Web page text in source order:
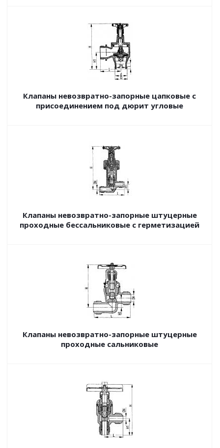
Клапаны невозвратно-запорные цапковые с
присоединением под дюрит угловые
Клапаны невозвратно-запорные штуцерные
проходные бессальниковые с герметизацией
Клапаны невозвратно-запорные штуцерные
проходные сальниковые